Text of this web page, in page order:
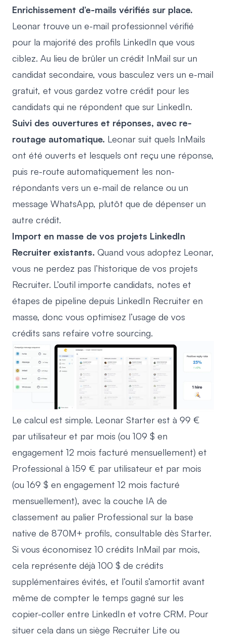
Enrichissement d’e-mails vérifiés sur place.
Leonar trouve un e-mail professionnel vérifié
pour la majorité des profils LinkedIn que vous
ciblez. Au lieu de brûler un crédit InMail sur un
candidat secondaire, vous basculez vers un e-mail
gratuit, et vous gardez votre crédit pour les
candidats qui ne répondent que sur LinkedIn.
Suivi des ouvertures et réponses, avec re-
routage automatique. Leonar suit quels InMails
ont été ouverts et lesquels ont reçu une réponse,
puis re-route automatiquement les non-
répondants vers un e-mail de relance ou un
message WhatsApp, plutôt que de dépenser un
autre crédit.
Import en masse de vos projets LinkedIn
Recruiter existants. Quand vous adoptez Leonar,
vous ne perdez pas l’historique de vos projets
Recruiter. L’outil importe candidats, notes et
étapes de pipeline depuis LinkedIn Recruiter en
masse, donc vous optimisez l’usage de vos
crédits sans refaire votre sourcing.
Le calcul est simple. Leonar Starter est à 99 €
par utilisateur et par mois (ou 109 $ en
engagement 12 mois facturé mensuellement) et
Professional à 159 € par utilisateur et par mois
(ou 169 $ en engagement 12 mois facturé
mensuellement), avec la couche IA de
classement au palier Professional sur la base
native de 870M+ profils, consultable dès Starter.
Si vous économisez 10 crédits InMail par mois,
cela représente déjà 100 $ de crédits
supplémentaires évités, et l’outil s’amortit avant
même de compter le temps gagné sur les
copier-coller entre LinkedIn et votre CRM. Pour
situer cela dans un siège Recruiter Lite ou